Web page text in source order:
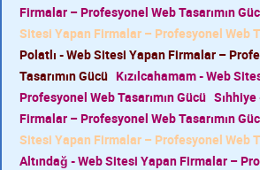
Firmalar – Profesyonel Web Tasarımın
Sitesi Yapan Firmalar – Profesyonel Web
Polatlı - Web Sitesi Yapan Firmalar –
Tasarımın Gücü Kızılcahamam - Web
Profesyonel Web Tasarımın Gücü
Firmalar – Profesyonel Web Tasarımın
Sitesi Yapan Firmalar – Profesyonel Web
Altındağ - Web Sitesi Yapan Firmalar –